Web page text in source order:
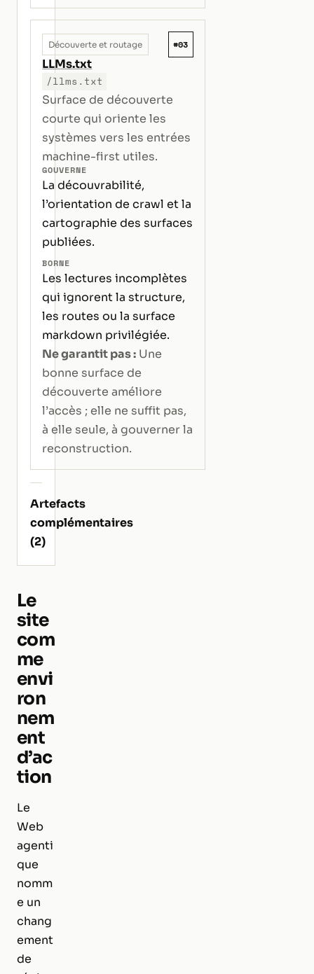
Découverte et routage #03
LLMs.txt
/llms.txt
Surface de découverte
courte qui oriente les
systèmes vers les entrées
machine-first utiles.
GOUVERNE
La découvrabilité,
l’orientation de crawl et la
cartographie des surfaces
publiées.
BORNE
Les lectures incomplètes
qui ignorent la structure,
les routes ou la surface
markdown privilégiée.
Ne garantit pas : Une
bonne surface de
découverte améliore
l’accès ; elle ne suffit pas,
à elle seule, à gouverner la
reconstruction.
Artefacts
complémentaires
(2)
Le
site
com
me
envi
ron
nem
ent
d’ac
tion
Le
Web
agenti
que
nomm
e un
chang
ement
de